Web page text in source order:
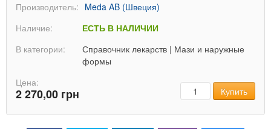
Производитель: Meda AB (Швеция)
Наличие:
ЕСТЬ В НАЛИЧИИ
В категории:
Справочник лекарств | Мази и наружные
формы
Цена:
2 270,00 грн КоличествоКупить